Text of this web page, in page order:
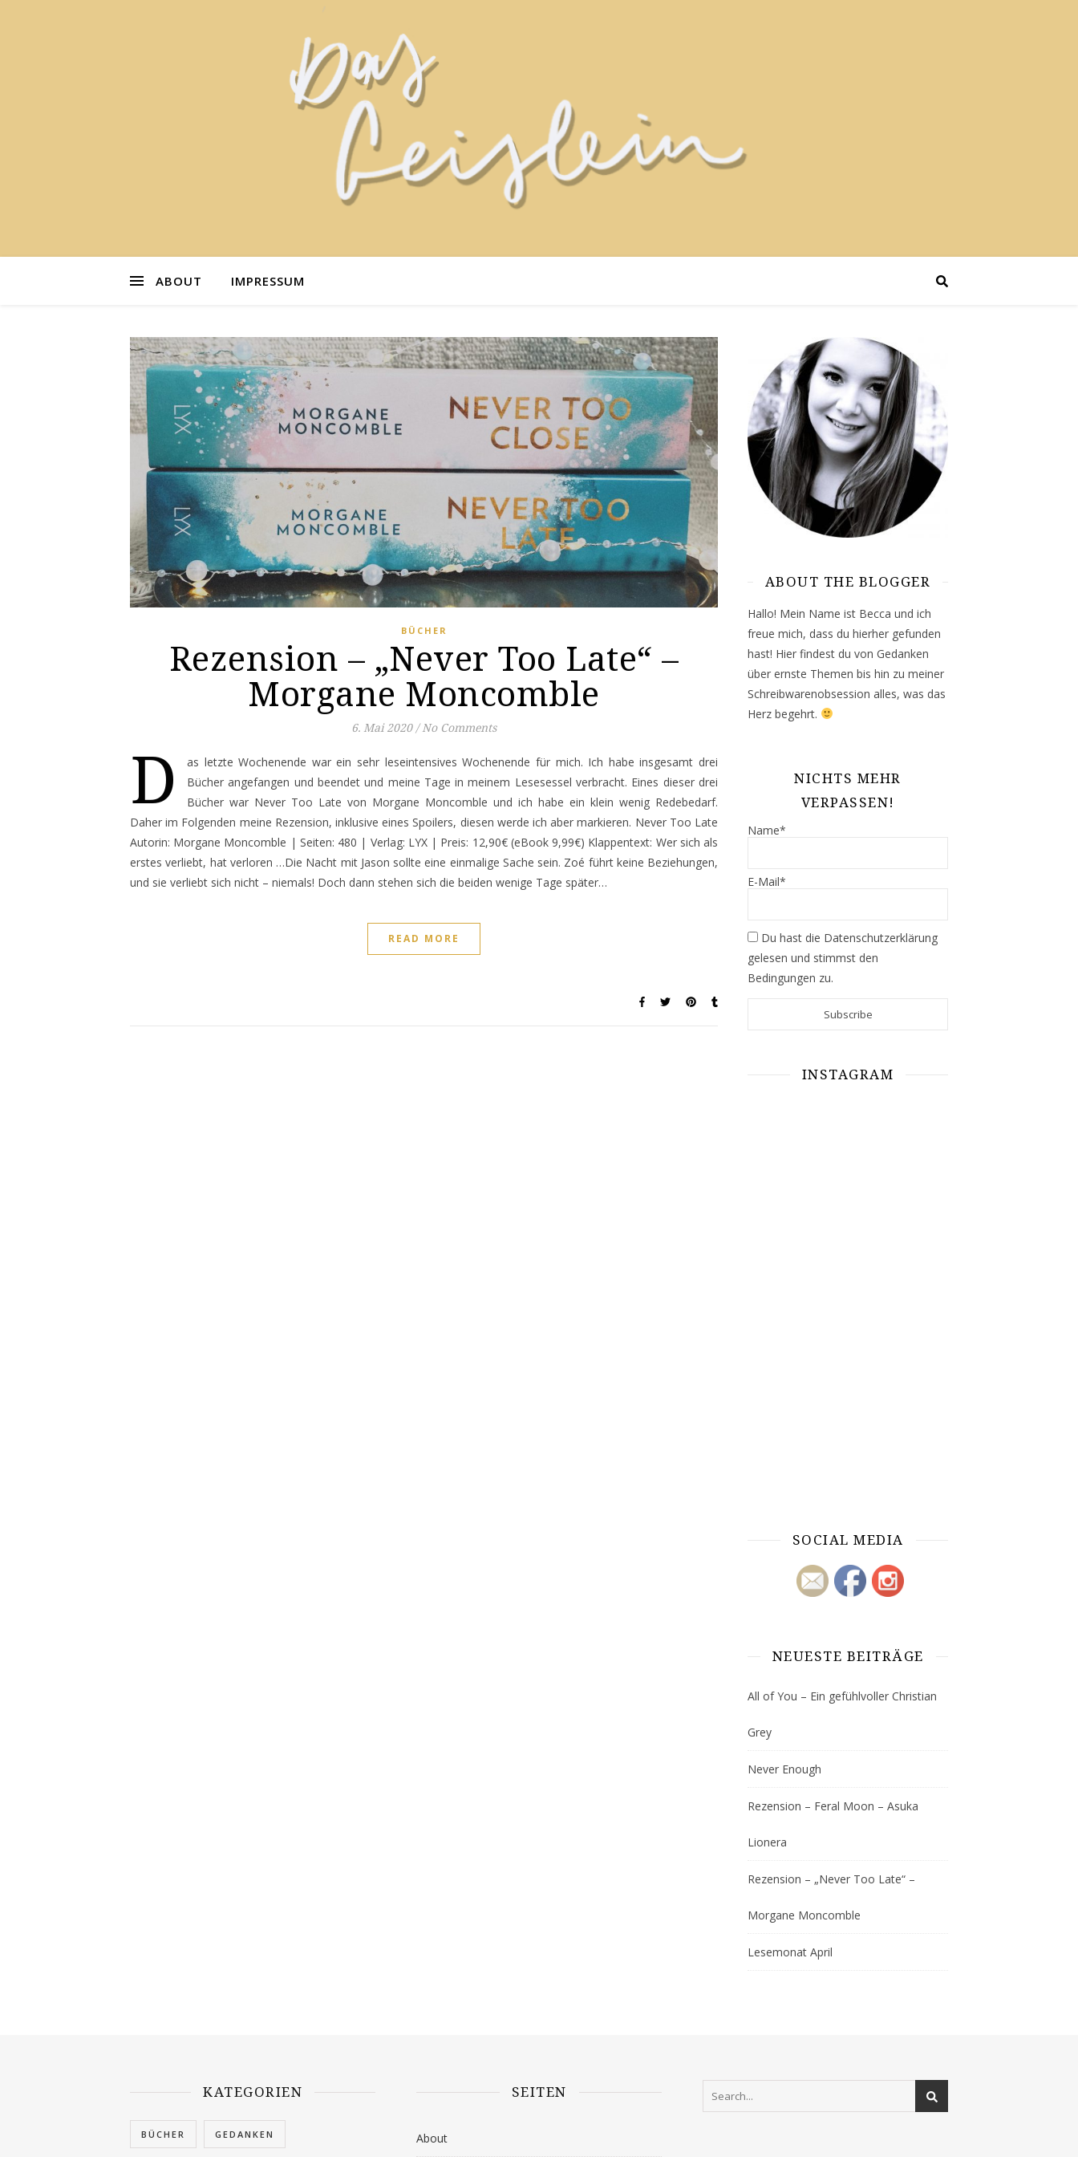
ABOUT IMPRESSUM
BÜCHER
Rezension – „Never Too Late“ –
Morgane Moncomble
6. Mai 2020 / No Comments
D
as letzte Wochenende war ein sehr leseintensives Wochenende für mich. Ich habe insgesamt drei
Bücher angefangen und beendet und meine Tage in meinem Lesesessel verbracht. Eines dieser drei
Bücher war Never Too Late von Morgane Moncomble und ich habe ein klein wenig Redebedarf.
Daher im Folgenden meine Rezension, inklusive eines Spoilers, diesen werde ich aber markieren. Never Too Late
Autorin: Morgane Moncomble | Seiten: 480 | Verlag: LYX | Preis: 12,90€ (eBook 9,99€) Klappentext: Wer sich als
erstes verliebt, hat verloren …Die Nacht mit Jason sollte eine einmalige Sache sein. Zoé führt keine Beziehungen,
und sie verliebt sich nicht – niemals! Doch dann stehen sich die beiden wenige Tage später…
READ MORE
ABOUT THE BLOGGER
Hallo! Mein Name ist Becca und ich
freue mich, dass du hierher gefunden
hast! Hier findest du von Gedanken
über ernste Themen bis hin zu meiner
Schreibwarenobsession alles, was das
Herz begehrt.
NICHTS MEHR
VERPASSEN!
Name*
E-Mail*
Du hast die Datenschutzerklärung
gelesen und stimmst den
Bedingungen zu.
INSTAGRAM
SOCIAL MEDIA
NEUESTE BEITRÄGE
All of You – Ein gefühlvoller Christian
Grey
Never Enough
Rezension – Feral Moon – Asuka
Lionera
Rezension – „Never Too Late“ –
Morgane Moncomble
Lesemonat April
KATEGORIEN
BÜCHER GEDANKEN
SEITEN
About